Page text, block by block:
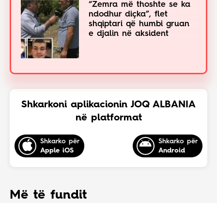
“Zemra më thoshte se ka
ndodhur diçka”, flet
shqiptari që humbi gruan
e djalin në aksident
Shkarkoni aplikacionin JOQ ALBANIA
në platformat
Shkarko për
Apple iOS
Shkarko për
Android
Më të fundit